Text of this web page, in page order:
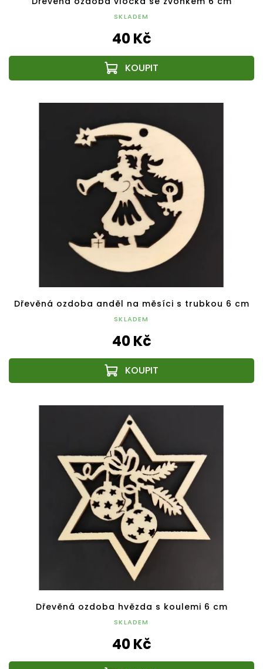
SKLADEM
40 Kč
Dřevěná ozdoba anděl na měsíci s trubkou 6 cm
SKLADEM
40 Kč
Dřevěná ozdoba hvězda s koulemi 6 cm
SKLADEM
40 Kč